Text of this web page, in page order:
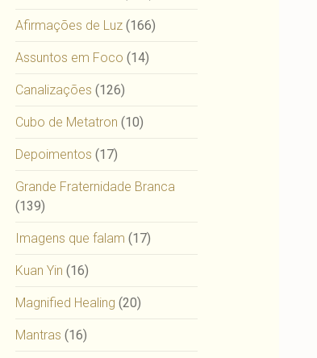
Afirmações de Luz (166)
Assuntos em Foco (14)
Canalizações (126)
Cubo de Metatron (10)
Depoimentos (17)
Grande Fraternidade Branca
(139)
Imagens que falam (17)
Kuan Yin (16)
Magnified Healing (20)
Mantras (16)